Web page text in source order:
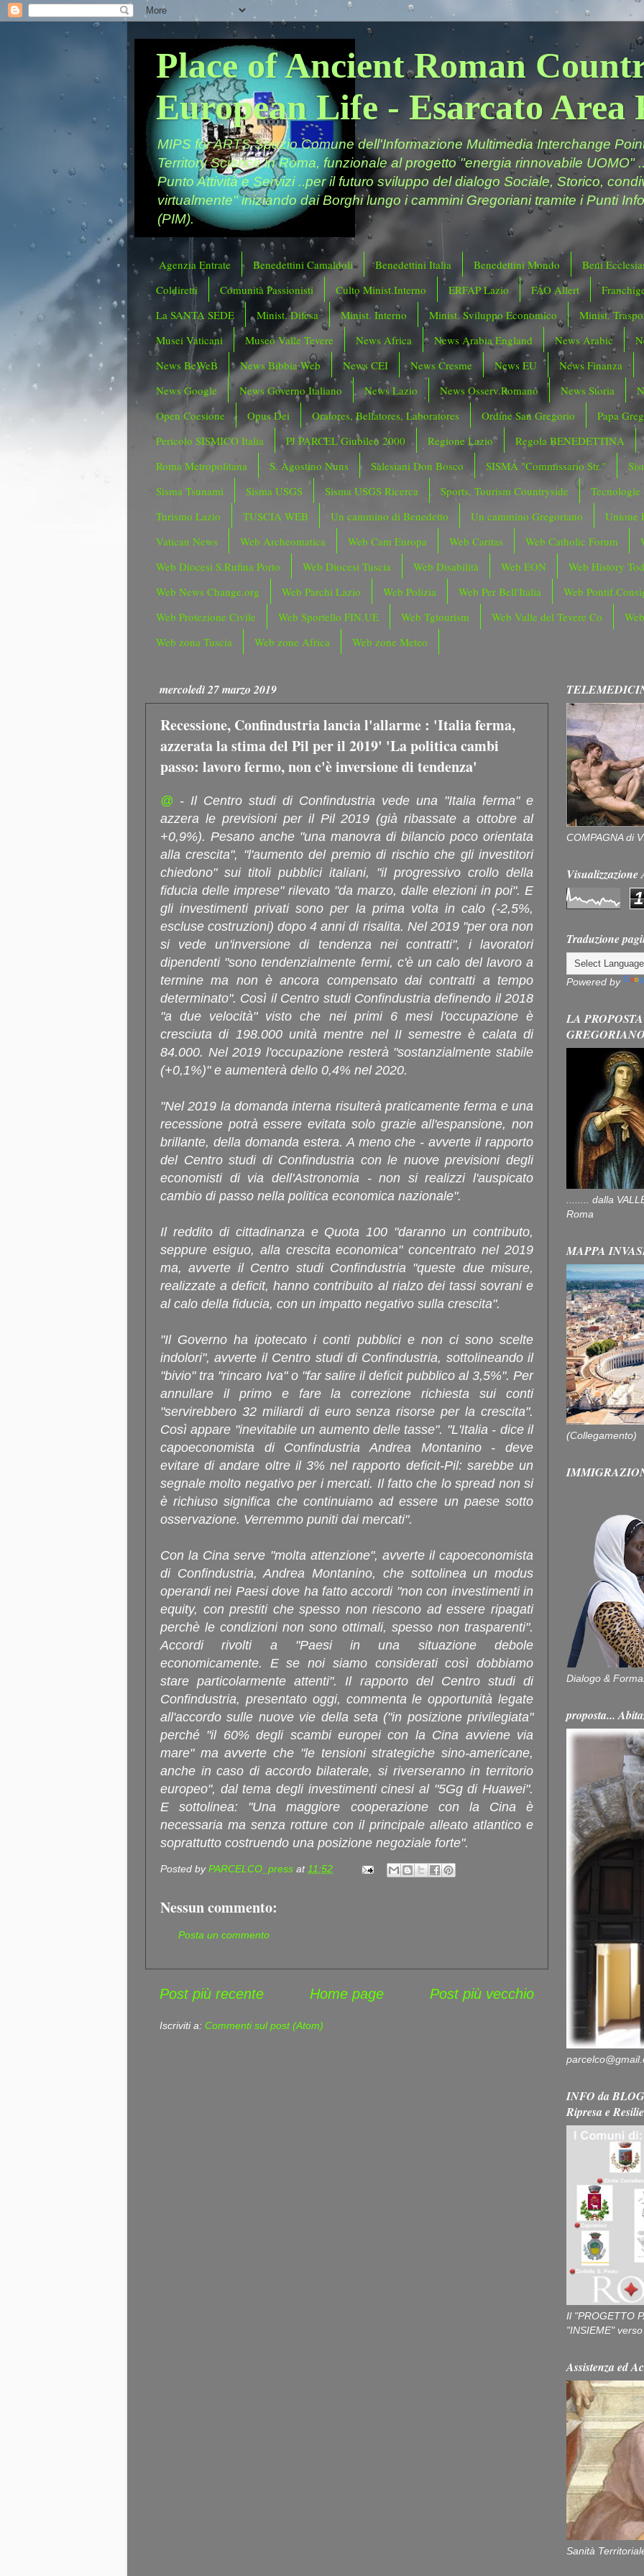
Place of Ancient Roman
European Life - Esarcato Area
MIPS for ARTS Spazio Comune dell'Informazione Multimedia Interchange
Territory Science in Roma, funzionale al progetto "energia rinnovabile UOMO"
Punto Attività e Servizi ..per il futuro sviluppo del dialogo Sociale, Storico,
virtualmente" iniziando dai Borghi lungo i cammini Gregoriani tramite i Punti
(PIM).
Agenzia Entrate Benedettini Camaldoli Benedettini Italia Benedettini Mondo
Beni
Coldiretti
Comunità Passionisti Culto Minist.Interno ERFAP Lazio FAO Allert
La SANTA SEDE
Minist. Difesa Minist. Interno Minist. Sviluppo Economico
Minist.
Musei Vaticani
Museo Valle Tevere News Africa News Arabia England News Arabic
News BeWeB
News Bibbia Web News CEI News Cresme News EU
News Finanza
News Google
News Governo Italiano News Lazio News Osserv.Romano News Storia
Open Coesione
Opus Dei Oratores, Bellatores, Laboratores Ordine San Gregorio
Papa
Pericolo SISMICO Italia
PJ PARCEL Giubileo 2000 Regione Lazio
Regola BENEDETTINA
Roma Metropolitana
S. Agostino Nuns Salesiani Don Bosco SISMA "Commissario Str."
Sisma Tsunami
Sisma USGS Sisma USGS Ricerca Sports, Tourism Countryside
Tecnologie
Turismo Lazio
TUSCIA WEB Un cammino di Benedetto Un cammino Gregoriano
Unione
Vatican News
Web Archeomatica Web Cam Europa Web Caritas Web Catholic Forum
Web Diocesi S.Rufina Porto
Web Diocesi Tuscia Web Disabilità Web EON
Web History
Web News Change.org
Web Parchi Lazio Web Polizia Web Per Bell'Italia
Web
Web Protezione Civile
Web Sportello FIN.UE Web Tgtourism Web Valle del Tevere Co
Web zona Tuscia
Web zone Africa Web zone Meteo
mercoledì 27 marzo 2019
Recessione, Confindustria lancia l'allarme : 'Italia ferma,
azzerata la stima del Pil per il 2019' 'La politica cambi
passo: lavoro fermo, non c'è inversione di tendenza'
@ - Il Centro studi di Confindustria vede una "Italia ferma" e
azzera le previsioni per il Pil 2019 (già ribassate a ottobre al
+0,9%). Pesano anche "una manovra di bilancio poco orientata
alla crescita", "l'aumento del premio di rischio che gli investitori
chiedono" sui titoli pubblici italiani, "il progressivo crollo della
fiducia delle imprese" rilevato "da marzo, dalle elezioni in poi". E
gli investimenti privati sono per la prima volta in calo (-2,5%,
escluse costruzioni) dopo 4 anni di risalita. Nel 2019 "per ora non
si vede un'inversione di tendenza nei contratti", i lavoratori
dipendenti "sono tendenzialmente fermi, c'è un calo del lavoro a
termine ma non è ancora compensato dai contratti a tempo
determinato". Così il Centro studi Confindustria definendo il 2018
"a due velocità" visto che nei primi 6 mesi l'occupazione è
cresciuta di 198.000 unità mentre nel II semestre è calata di
84.000. Nel 2019 l'occupazione resterà "sostanzialmente stabile
(+0,1%)" e aumenterà dello 0,4% nel 2020.
"Nel 2019 la domanda interna risulterà praticamente ferma e una
recessione potrà essere evitata solo grazie all'espansione, non
brillante, della domanda estera. A meno che - avverte il rapporto
del Centro studi di Confindustria con le nuove previsioni degli
economisti di via dell'Astronomia - non si realizzi l'auspicato
cambio di passo nella politica economica nazionale".
Il reddito di cittadinanza e Quota 100 "daranno un contributo,
seppure esiguo, alla crescita economica" concentrato nel 2019
ma, avverte il Centro studi Confindustria "queste due misure,
realizzate a deficit, hanno contribuito al rialzo dei tassi sovrani e
al calo della fiducia, con un impatto negativo sulla crescita".
"Il Governo ha ipotecato i conti pubblici e non ci sono scelte
indolori", avverte il Centro studi di Confindustria, sottolineando il
"bivio" tra "rincaro Iva" o "far salire il deficit pubblico al 3,5%". Per
annullare il primo e fare la correzione richiesta sui conti
"servirebbero 32 miliardi di euro senza risorse per la crescita".
Così appare "inevitabile un aumento delle tasse". "L'Italia - dice il
capoeconomista di Confindustria Andrea Montanino - deve
evitare di andare oltre il 3% nel rapporto deficit-Pil: sarebbe un
segnale molto negativo per i mercati. Il fatto che lo spread non si
è richiuso significa che continuiamo ad essere un paese sotto
osservazione. Verremmo puniti dai mercati".
Con la Cina serve "molta attenzione", avverte il capoeconomista
di Confindustria, Andrea Montanino, che sottolinea un modus
operandi nei Paesi dove ha fatto accordi "non con investimenti in
equity, con prestiti che spesso non riescono ad essere ripagati
perchè le condizioni non sono ottimali, spesso non trasparenti".
Accordi rivolti a "Paesi in una situazione debole
economicamente. E se noi siamo considerati così dobbiamo
stare particolarmente attenti". Il rapporto del Centro studi di
Confindustria, presentato oggi, commenta le opportunità legate
all'accordo sulle nuove vie della seta ("in posizione privilegiata"
perché "il 60% degli scambi europei con la Cina avviene via
mare" ma avverte che "le tensioni strategiche sino-americane,
anche in caso di accordo bilaterale, si riverseranno in territorio
europeo", dal tema degli investimenti cinesi al "5Gg di Huawei".
E sottolinea: "Una maggiore cooperazione con la Cina è
necessaria ma senza rotture con il principale alleato atlantico e
soprattutto costruendo una posizione negoziale forte".
Posted byPARCELCO_press at11:52
Nessun commento:
Posta un commento
Post più recente Post più vecchio
Home page
Iscriviti a: Commenti sul post (Atom)
COMPAGNA di
1
Traduzione
Powered by
LA
........ dalla
Roma
MAPPA
(Collegamento)
Dialogo &
proposta...
INFO da
Ripresa e
Il "PROGETTO
"INSIEME"
Assistenza ed
Sanità